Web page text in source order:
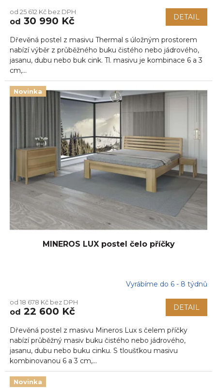
od 25 612 Kč bez DPH
od 30 990 Kč DETAIL
Dřevěná postel z masivu Thermal s úložným prostorem
nabízí výběr z průběžného buku čistého nebo jádrového,
jasanu, dubu nebo buk cink. Tl. masivu je kombinace 6 a 3
cm,...
Novinka
MINEROS LUX postel čelo příčky
produktu
je
z
5
hvězdiček.
Vyrábíme do 6 - 8 týdnů
od 18 678 Kč bez DPH
od 22 600 Kč DETAIL
Dřevěná postel z masivu Mineros Lux s čelem příčky
nabízí průběžný masiv buku čistého nebo jádrového,
jasanu, dubu nebo buku cinku. S tloušťkou masivu
kombinovanou 6 a 3 cm,...
Novinka